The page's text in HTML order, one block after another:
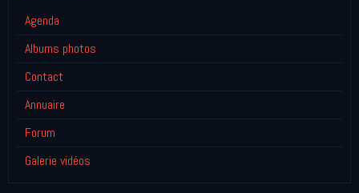
Agenda
Albums photos
Contact
Annuaire
Forum
Galerie vidéos